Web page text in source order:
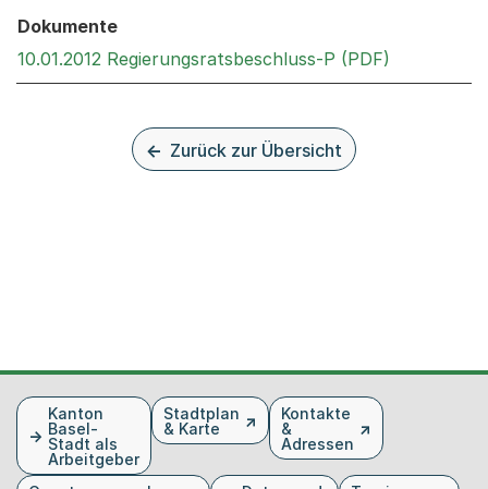
Dokumente
10.01.2012 Regierungsratsbeschluss-P (PDF)
Zurück zur Übersicht
FusszeileKanton
Basel-
Stadt als
Arbeitgeber
Stadtplan
& Karte
Kontakte
&
Adressen